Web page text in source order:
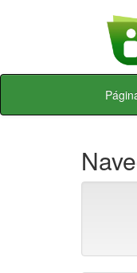
Skip